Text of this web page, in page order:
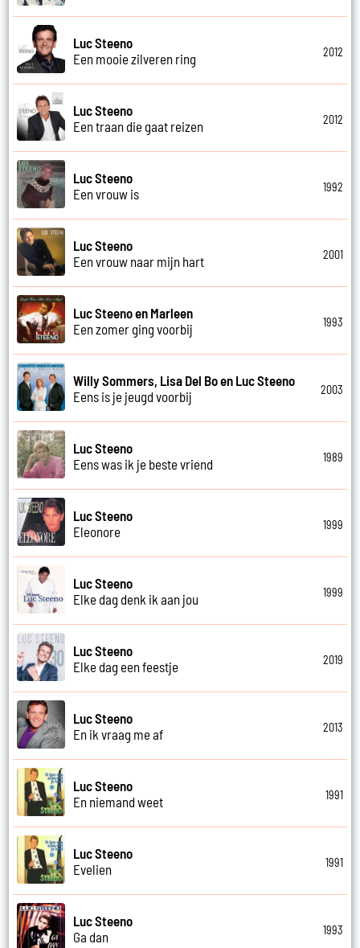
Luc Steeno
Een mooie zilveren ring
2012
Luc Steeno
Een traan die gaat reizen
2012
Luc Steeno
Een vrouw is
1992
Luc Steeno
Een vrouw naar mijn hart
2001
Luc Steeno en Marleen
Een zomer ging voorbij
1993
Willy Sommers, Lisa Del Bo en Luc Steeno
Eens is je jeugd voorbij
2003
Luc Steeno
Eens was ik je beste vriend
1989
Luc Steeno
Eleonore
1999
Luc Steeno
Elke dag denk ik aan jou
1999
Luc Steeno
Elke dag een feestje
2019
Luc Steeno
En ik vraag me af
2013
Luc Steeno
En niemand weet
1991
Luc Steeno
Evelien
1991
Luc Steeno
Ga dan
1993